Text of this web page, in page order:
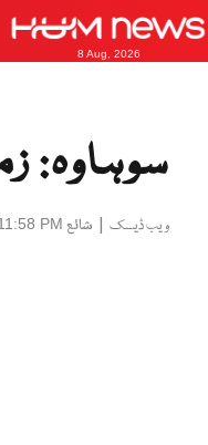
8 Aug, 2026
سوہاوہ:
ویب ڈیسک | شائع PM